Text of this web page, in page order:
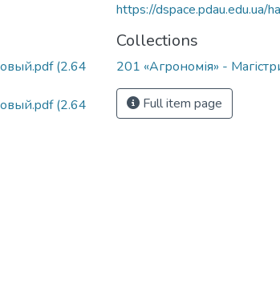
(2.64
(2.64
https://
Collections
201 «Агрономія» -
Full item page